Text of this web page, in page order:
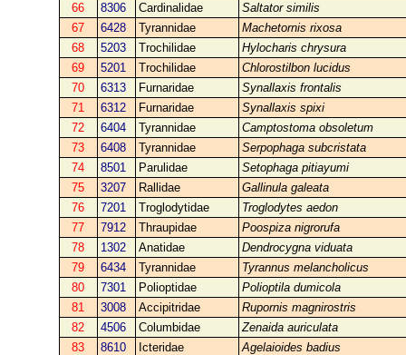
66
8306 Cardinalidae
Saltator similis
67
6428 Tyrannidae
Machetornis rixosa
68
5203 Trochilidae
Hylocharis chrysura
69
5201 Trochilidae
Chlorostilbon lucidus
70
6313 Furnaridae
Synallaxis frontalis
71
6312 Furnaridae
Synallaxis spixi
72
6404 Tyrannidae
Camptostoma obsoletum
73
6408 Tyrannidae
Serpophaga subcristata
74
8501 Parulidae
Setophaga pitiayumi
75
3207 Rallidae
Gallinula galeata
76
7201 Troglodytidae
Troglodytes aedon
77
7912 Thraupidae
Poospiza nigrorufa
78
1302 Anatidae
Dendrocygna viduata
79
6434 Tyrannidae
Tyrannus melancholicus
80
7301 Polioptidae
Polioptila dumicola
81
3008 Accipitridae
Rupornis magnirostris
82
4506 Columbidae
Zenaida auriculata
83
8610 Icteridae
Agelaioides badius